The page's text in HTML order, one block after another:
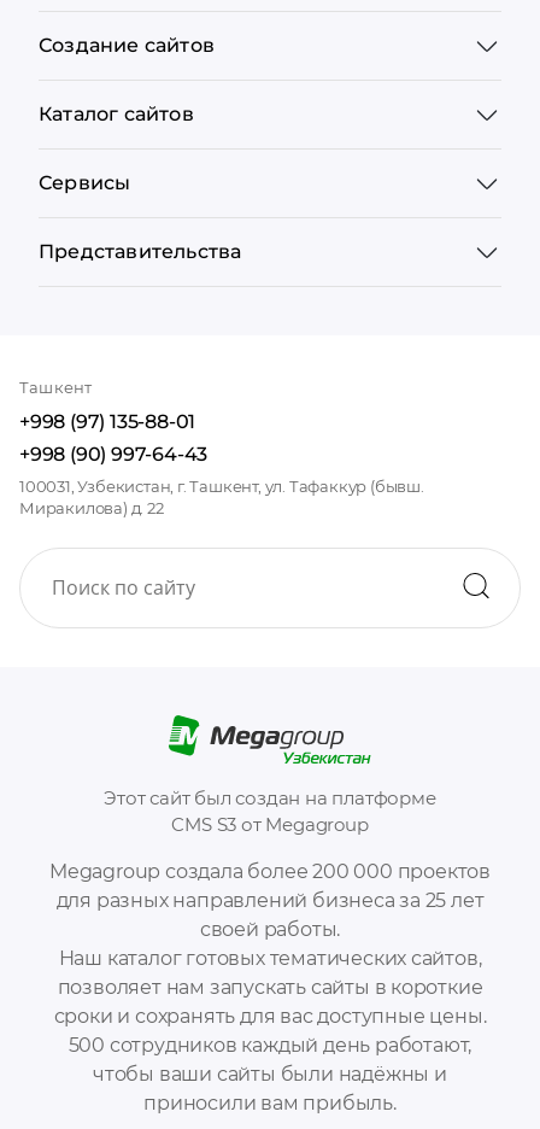
Megagroup создала более 200 000 проектов
для разных направлений бизнеса за 25 лет
своей работы.
Наш каталог готовых тематических сайтов,
позволяет нам запускать сайты в короткие
сроки и сохранять для вас доступные цены.
500 сотрудников каждый день работают,
чтобы ваши сайты были надёжны и
приносили вам прибыль.
Этот сайт был создан на платформе
CMS S3 от Megagroup
Создание сайтов
Каталог сайтов
Сервисы
Представительства
Ташкент
+998 (97) 135-88-01
+998 (90) 997-64-43
100031, Узбекистан, г. Ташкент, ул. Тафаккур (бывш.
Миракилова) д. 22